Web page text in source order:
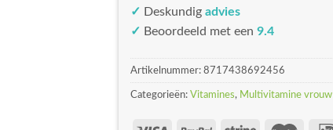
✓ Deskundig advies
✓ Beoordeeld met een 9.4
Artikelnummer: 8717438692456
Categorieën: Vitamines, Multivitamine vrouw